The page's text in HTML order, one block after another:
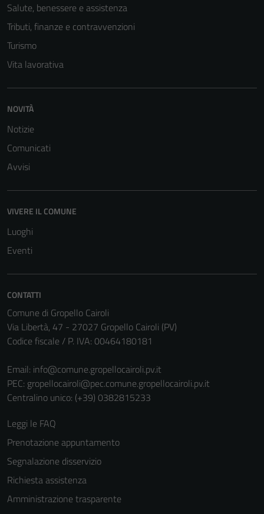
Salute, benessere e assistenza
Tributi, finanze e contravvenzioni
Turismo
Vita lavorativa
NOVITÀ
Notizie
Comunicati
Avvisi
VIVERE IL COMUNE
Luoghi
Eventi
CONTATTI
Comune di Gropello Cairoli
Via Libertà, 47 - 27027 Gropello Cairoli (PV)
Codice fiscale / P. IVA: 00464180181
Email: info@comune.gropellocairoli.pv.it
PEC: gropellocairoli@pec.comune.gropellocairoli.pv.it
Centralino unico: (+39) 0382815233
Leggi le FAQ
Prenotazione appuntamento
Segnalazione disservizio
Richiesta assistenza
Amministrazione trasparente